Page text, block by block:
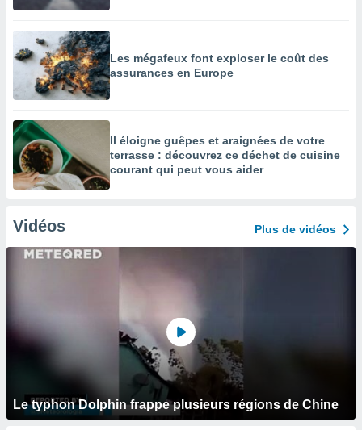
Les mégafeux font exploser le coût des
assurances en Europe
Il éloigne guêpes et araignées de votre
terrasse : découvrez ce déchet de cuisine
courant qui peut vous aider
Vidéos Plus de vidéos
Le typhon Dolphin frappe plusieurs régions de Chine